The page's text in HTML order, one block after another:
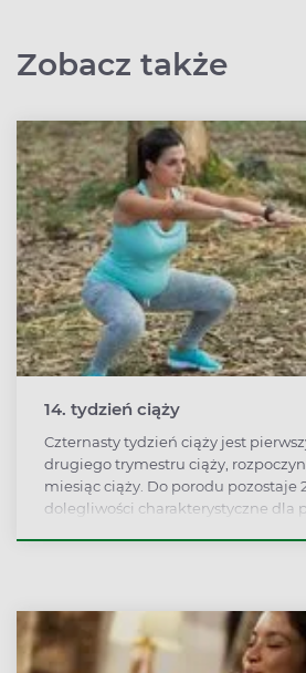
Zobacz także
14. tydzień ciąży
Czternasty tydzień ciąży jest
drugiego trymestru ciąży,
miesiąc ciąży. Do porodu pozostaje
dolegliwości charakterystyczne dla